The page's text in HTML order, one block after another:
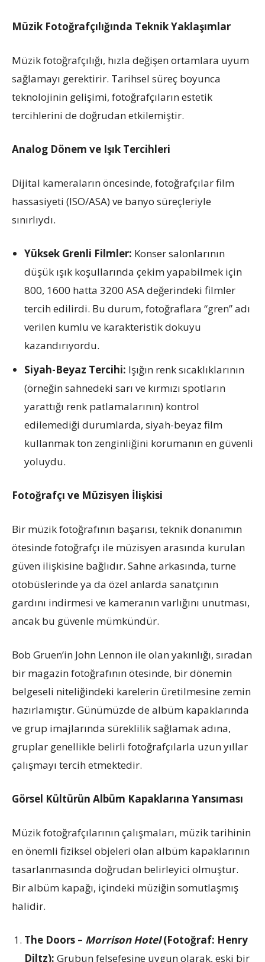
Müzik Fotoğrafçılığında Teknik Yaklaşımlar
Müzik fotoğrafçılığı, hızla değişen ortamlara uyum
sağlamayı gerektirir. Tarihsel süreç boyunca
teknolojinin gelişimi, fotoğrafçıların estetik
tercihlerini de doğrudan etkilemiştir.
Analog Dönem ve Işık Tercihleri
Dijital kameraların öncesinde, fotoğrafçılar film
hassasiyeti (ISO/ASA) ve banyo süreçleriyle
sınırlıydı.
Yüksek Grenli Filmler: Konser salonlarının
düşük ışık koşullarında çekim yapabilmek için
800, 1600 hatta 3200 ASA değerindeki filmler
tercih edilirdi. Bu durum, fotoğraflara “gren” adı
verilen kumlu ve karakteristik dokuyu
kazandırıyordu.
Siyah-Beyaz Tercihi: Işığın renk sıcaklıklarının
(örneğin sahnedeki sarı ve kırmızı spotların
yarattığı renk patlamalarının) kontrol
edilemediği durumlarda, siyah-beyaz film
kullanmak ton zenginliğini korumanın en güvenli
yoluydu.
Fotoğrafçı ve Müzisyen İlişkisi
Bir müzik fotoğrafının başarısı, teknik donanımın
ötesinde fotoğrafçı ile müzisyen arasında kurulan
güven ilişkisine bağlıdır. Sahne arkasında, turne
otobüslerinde ya da özel anlarda sanatçının
gardını indirmesi ve kameranın varlığını unutması,
ancak bu güvenle mümkündür.
Bob Gruen’in John Lennon ile olan yakınlığı, sıradan
bir magazin fotoğrafının ötesinde, bir dönemin
belgeseli niteliğindeki karelerin üretilmesine zemin
hazırlamıştır. Günümüzde de albüm kapaklarında
ve grup imajlarında süreklilik sağlamak adına,
gruplar genellikle belirli fotoğrafçılarla uzun yıllar
çalışmayı tercih etmektedir.
Görsel Kültürün Albüm Kapaklarına Yansıması
Müzik fotoğrafçılarının çalışmaları, müzik tarihinin
en önemli fiziksel objeleri olan albüm kapaklarının
tasarlanmasında doğrudan belirleyici olmuştur.
Bir albüm kapağı, içindeki müziğin somutlaşmış
halidir.
The Doors – Morrison Hotel(Fotoğraf: Henry
Diltz): Grubun felsefesine uygun olarak, eski bir